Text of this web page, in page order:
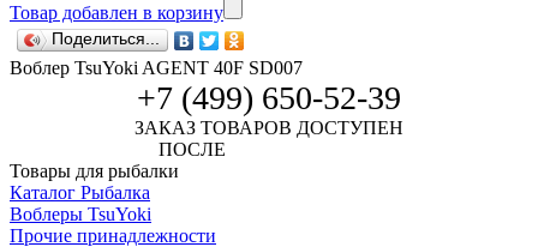
Товар добавлен в корзину
Поделиться...
Воблер TsuYoki AGENT 40F SD007
+7 (499) 650-52-39
ЗАКАЗ ТОВАРОВ ДОСТУПЕН
ПОСЛЕ
Товары для рыбалки
Каталог Рыбалка
Воблеры TsuYoki
Прочие принадлежности